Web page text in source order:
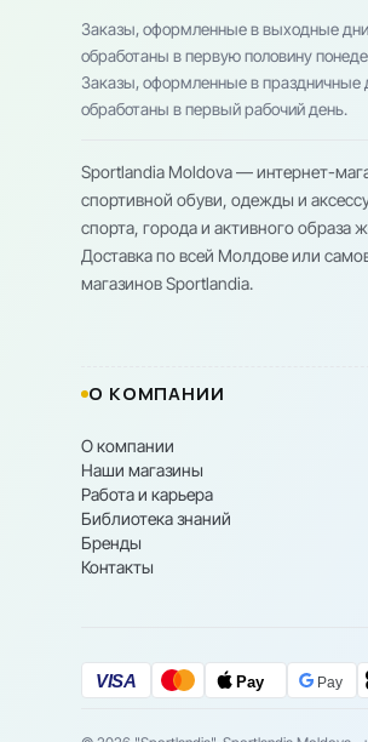
Заказы, оформленные в выходные
обработаны в первую половину
Заказы, оформленные в праздничные
обработаны в первый рабочий день.
Sportlandia Moldova — интернет-
спортивной обуви, одежды и
спорта, города и активного образа
Доставка по всей Молдове или
магазинов Sportlandia.
О КОМПАНИИ
О компании
Наши магазины
Работа и карьера
Библиотека знаний
Бренды
Контакты
VISA Pay Pay